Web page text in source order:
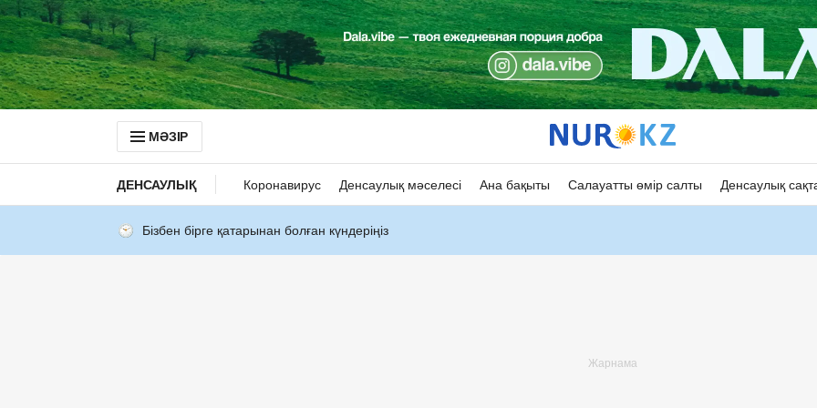
МӘЗІР
ДЕНСАУЛЫҚ Коронавирус Денсаулық мәселесі Ана бақыты Салауатты өмір салты Денсаулық
Бізбен бірге қатарынан болған күндеріңіз